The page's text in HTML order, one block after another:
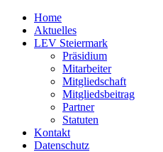
Home
Aktuelles
LEV Steiermark
Präsidium
Mitarbeiter
Mitgliedschaft
Mitgliedsbeitrag
Partner
Statuten
Kontakt
Datenschutz